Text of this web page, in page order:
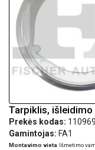
Tarpiklis,
Prekės kodas: 110969
Gamintojas: FA1
Montavimo vieta Išmetimo